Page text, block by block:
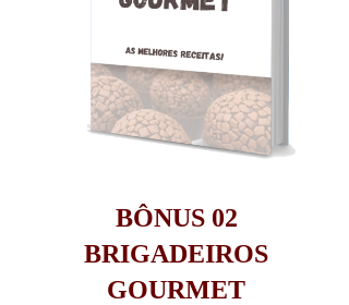
BÔNUS 02
​​​​​​​BRIGADEIROS
GOURMET